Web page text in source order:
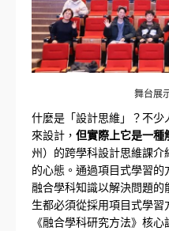
舞台展
什麼是「設計思維」？不
來設計， 但實際上它是一種
州）的跨學科設計思維課
的心態。通過項目式學習
融合學科知識以解決問題
生都必須從採用項目式學
《融合學科研究方法》核心